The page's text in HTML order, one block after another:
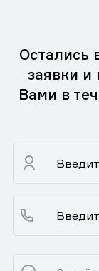
Остались
заявки
Вами в